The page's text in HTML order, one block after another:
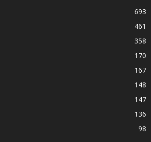
693
461
358
170
167
148
147
136
98